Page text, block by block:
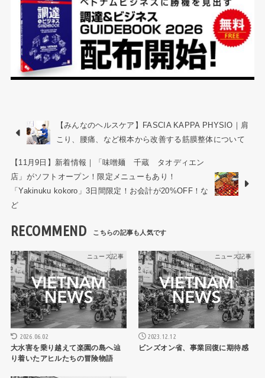
【みんなのヘルスケア】FASCIA KAPPA PHYSIO｜肩
こり、腰痛、など根本から改善する筋膜整体について
【11月9日】新着情報｜「味噌麺 千蔵 タオディエン
店」がソフトオープン！限定メニューもあり！
「Yakinuku kokoro」3日間限定！お会計が20%OFF！な
ど
RECOMMEND
ニュース記事
2026.06.02
大水害を乗り越えて楽園の島へ辿
り着いたアヒルたちの冒険物語
ニュース記事
2023.12.12
ビンズオン省、事業回復に期待感